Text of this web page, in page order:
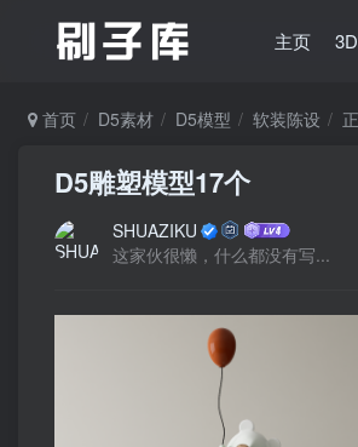
主页
首页 D5素材 D5模型 软装陈设
D5雕塑模型17个
SHUAZIKU
这家伙很懒，什么都没有写...